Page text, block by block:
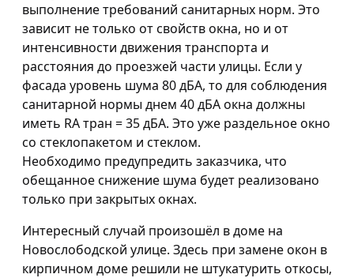
выполнение требований санитарных норм. Это
зависит не только от свойств окна, но и от
интенсивности движения транспорта и
расстояния до проезжей части улицы. Если у
фасада уровень шума 80 дБА, то для соблюдения
санитарной нормы днем 40 дБА окна должны
иметь RA тран = 35 дБА. Это уже раздельное окно
со стеклопакетом и стеклом.
Необходимо предупредить заказчика, что
обещанное снижение шума будет реализовано
только при закрытых окнах.
Интересный случай произошёл в доме на
Новослободской улице. Здесь при замене окон в
кирпичном доме решили не штукатурить откосы,